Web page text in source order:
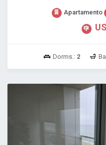
Apartamento
Dorms.: 2